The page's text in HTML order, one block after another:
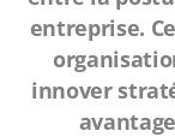
entreprise.
innover